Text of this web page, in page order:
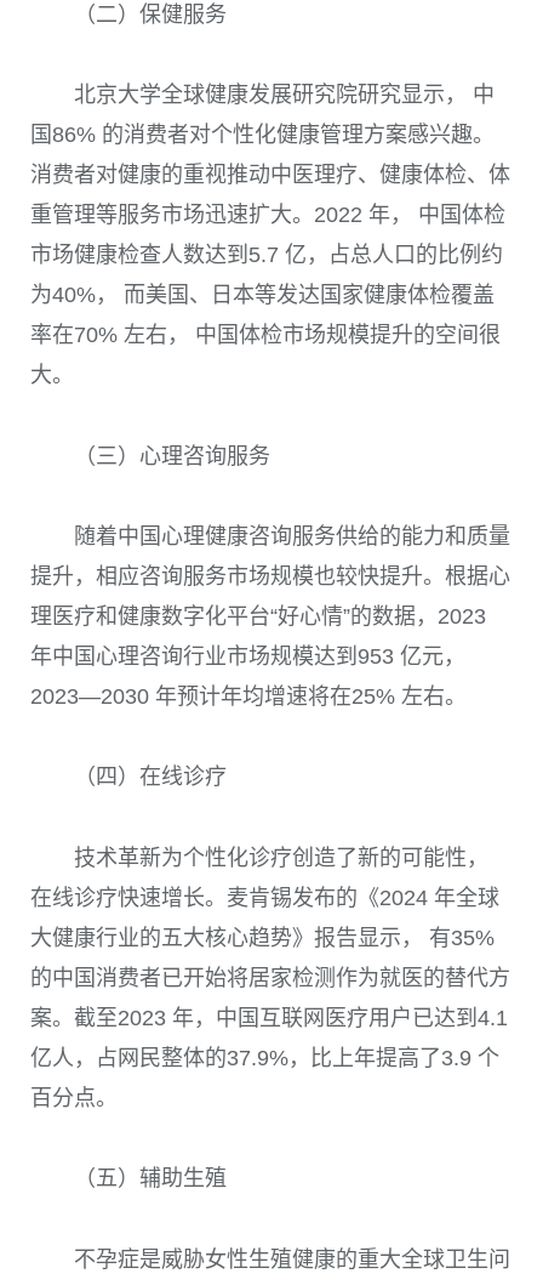
（二）保健服务
北京大学全球健康发展研究院研究显示， 中
国86% 的消费者对个性化健康管理方案感兴趣。
消费者对健康的重视推动中医理疗、健康体检、体
重管理等服务市场迅速扩大。2022 年， 中国体检
市场健康检查人数达到5.7 亿，占总人口的比例约
为40%， 而美国、日本等发达国家健康体检覆盖
率在70% 左右， 中国体检市场规模提升的空间很
大。
（三）心理咨询服务
随着中国心理健康咨询服务供给的能力和质量
提升，相应咨询服务市场规模也较快提升。根据心
理医疗和健康数字化平台“好心情”的数据，2023
年中国心理咨询行业市场规模达到953 亿元，
2023—2030 年预计年均增速将在25% 左右。
（四）在线诊疗
技术革新为个性化诊疗创造了新的可能性，
在线诊疗快速增长。麦肯锡发布的《2024 年全球
大健康行业的五大核心趋势》报告显示， 有35%
的中国消费者已开始将居家检测作为就医的替代方
案。截至2023 年，中国互联网医疗用户已达到4.1
亿人，占网民整体的37.9%，比上年提高了3.9 个
百分点。
（五）辅助生殖
不孕症是威胁女性生殖健康的重大全球卫生问